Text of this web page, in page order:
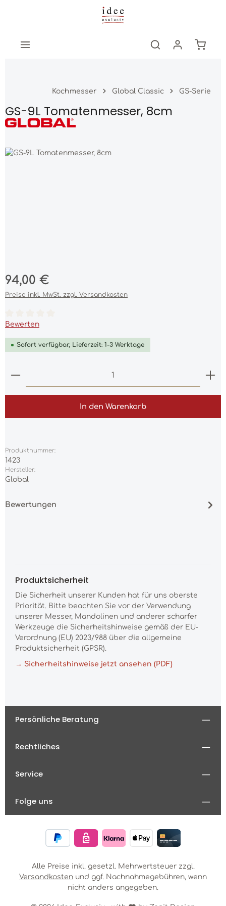
Zum Hauptinhalt springen
Kochmesser Global Classic GS-Serie
GS-9L Tomatenmesser, 8cm
Bildergalerie überspringen
Regulärer Preis:
94,00 €
Preise inkl. MwSt. zzgl. Versandkosten
Durchschnittliche Bewertung von 0 von 5 Sternen
Bewerten
Sofort verfügbar, Lieferzeit: 1-3 Werktage
Produkt Anzahl: Gib den gewünschten Wert
In den Warenkorb
Produktnummer:
1423
Hersteller:
Global
Bewertungen
Produktsicherheit
Die Sicherheit unserer Kunden hat für uns oberste
Priorität. Bitte beachten Sie vor der Verwendung
unserer Messer, Mandolinen und anderer scharfer
Werkzeuge die Sicherheitshinweise gemäß der EU-
Verordnung (EU) 2023/988 über die allgemeine
Produktsicherheit (GPSR).
→ Sicherheitshinweise jetzt ansehen (PDF)
Persönliche Beratung
Rechtliches
Service
Folge uns
Alle Preise inkl. gesetzl. Mehrwertsteuer zzgl.
Versandkosten und ggf. Nachnahmegebühren, wenn
nicht anders angegeben.